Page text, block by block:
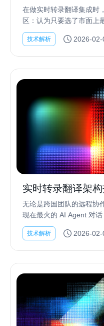
时转录翻译的端
在做实时转录翻译集成时
区：认为只要选了市面上
型，转录准确率就稳了。
播一旦开了背景音乐，文
技术解析 2026-02-
实时转录翻译架
高精度、低延时
无论是跨国团队的远程协
现在最火的 AI Agent 对
Transcription &
技术解析 2026-02-